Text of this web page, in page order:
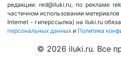
редакции: red@iluki.ru, по рекламе
частичном использовании
Internet - гиперссылка) на iluki.ru
персональных данных и Политика
© 2026 iluki.ru. Все